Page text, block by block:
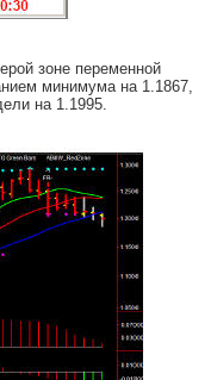
зоне переменной
минимума на 1.1867,
на 1.1995.